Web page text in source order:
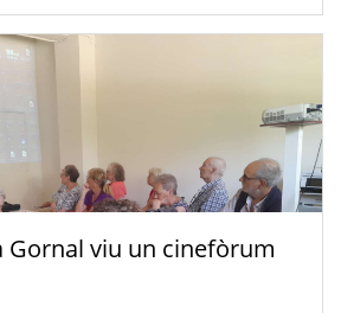
Gornal viu un cinefòrum